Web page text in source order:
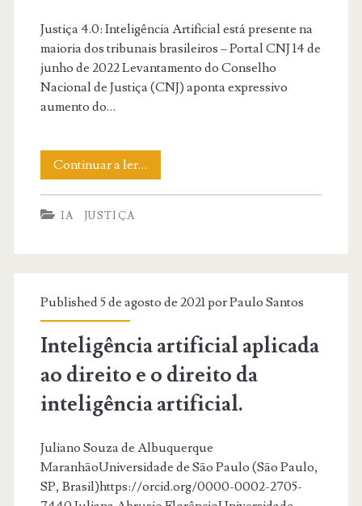
artificial
generativa
Justiça 4.0: Inteligência Artificial está presente na
maioria dos tribunais brasileiros – Portal CNJ 14 de
junho de 2022 Levantamento do Conselho
Nacional de Justiça (CNJ) aponta expressivo
aumento do…
Continuar a ler…
4.0:
presente
maioria
brasileiros
IA JUSTIÇA
Published 5 de agosto de 2021 porPaulo Santos
Inteligência artificial aplicada
ao direito e o direito da
inteligência artificial.
Juliano Souza de Albuquerque
MaranhãoUniversidade de São Paulo (São Paulo,
SP, Brasil)https://orcid.org/0000-0002-2705-